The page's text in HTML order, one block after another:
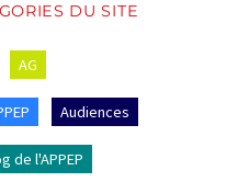
DU SITE
AG
Audiences
de l'APPEP